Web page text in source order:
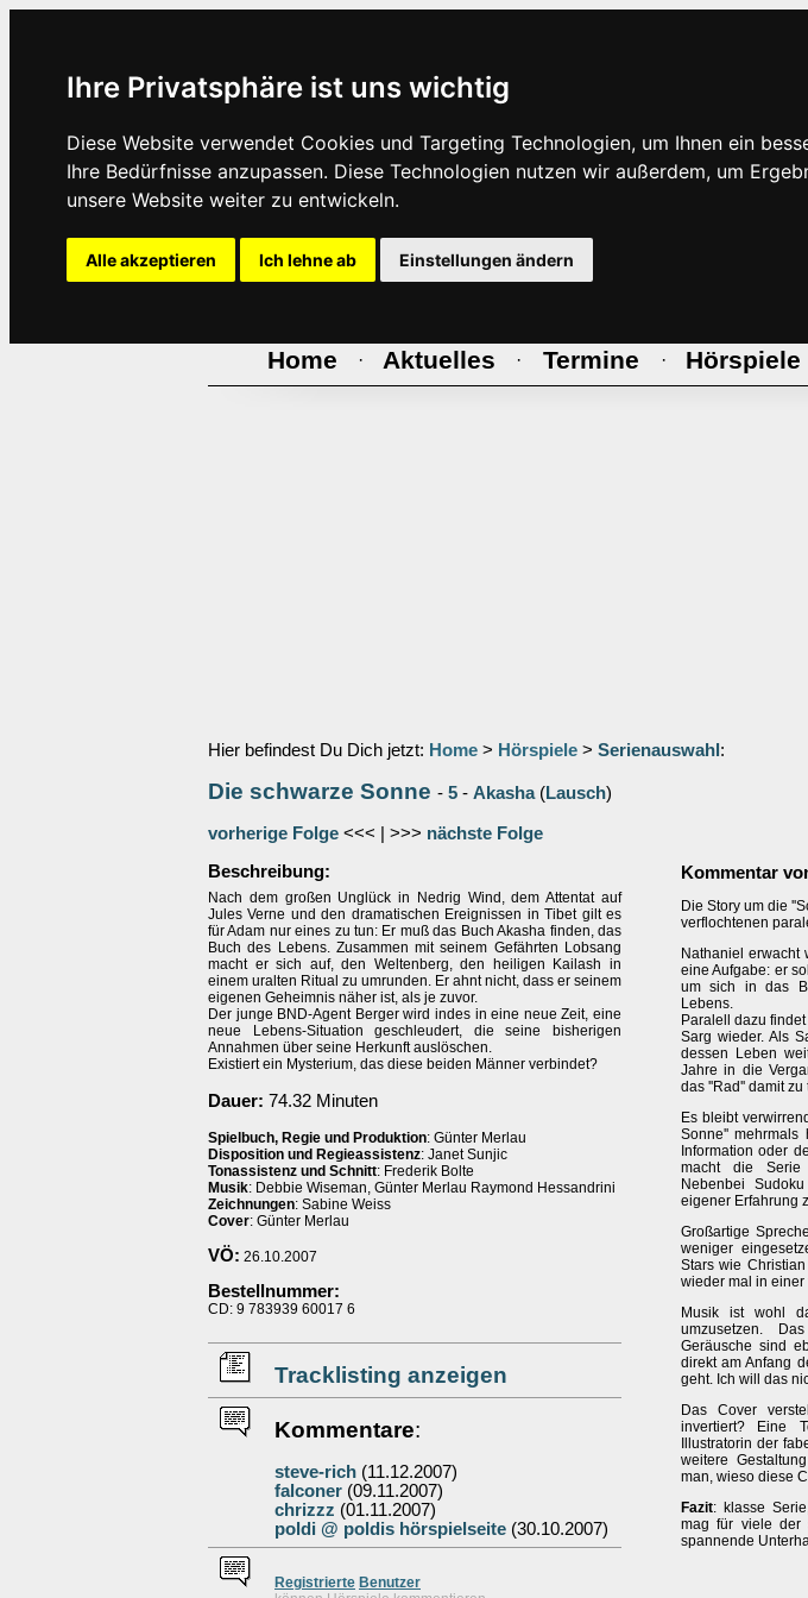
Ihre Privatsphäre ist uns wichtig
Diese Website verwendet Cookies und Targeting Technologien, um Ihnen ein
Ihre Bedürfnisse anzupassen. Diese Technologien nutzen wir außerdem, um
unsere Website weiter zu entwickeln.
Alle akzeptieren Ich lehne ab Einstellungen ändern
Home · Aktuelles · Termine · Hörspiele
Hier befindest Du Dich jetzt: Home > Hörspiele > Serienauswahl :
Die schwarze Sonne - 5 - Akasha(Lausch)
vorherige Folge <<< | >>> nächste Folge
Beschreibung:
Nach dem großen Unglück in Nedrig Wind, dem Attentat auf
Jules Verne und den dramatischen Ereignissen in Tibet gilt es
für Adam nur eines zu tun: Er muß das Buch Akasha finden, das
Buch des Lebens. Zusammen mit seinem Gefährten Lobsang
macht er sich auf, den Weltenberg, den heiligen Kailash in
einem uralten Ritual zu umrunden. Er ahnt nicht, dass er seinem
eigenen Geheimnis näher ist, als je zuvor.
Der junge BND-Agent Berger wird indes in eine neue Zeit, eine
neue Lebens-Situation geschleudert, die seine bisherigen
Annahmen über seine Herkunft auslöschen.
Existiert ein Mysterium, das diese beiden Männer verbindet?
Dauer: 74.32 Minuten
Spielbuch, Regie und Produktion: Günter Merlau
Disposition und Regieassistenz: Janet Sunjic
Tonassistenz und Schnitt: Frederik Bolte
Musik: Debbie Wiseman, Günter Merlau Raymond Hessandrini
Zeichnungen: Sabine Weiss
Cover: Günter Merlau
VÖ: 26.10.2007
Bestellnummer:
CD: 9 783939 60017 6
Tracklisting anzeigen
Kommentare:
steve-rich (11.12.2007)
falconer (09.11.2007)
chrizzz (01.11.2007)
poldi @ poldis hörspielseite (30.10.2007)
Registrierte Benutzer
Kommentar
Die Story um die
verflochtenen
Nathaniel erwacht
eine Aufgabe: er
um sich in das
Lebens.
Paralell dazu
Sarg wieder. Als
dessen Leben
Jahre in die
das ''Rad'' damit
Es bleibt
Sonne'' mehrmals
Information oder
macht die Serie
Nebenbei
eigener Erfahrung
Großartige
weniger
Stars wie
wieder mal in
Musik ist wohl
umzusetzen.
Geräusche sind
direkt am Anfang
geht. Ich will das
Das Cover
invertiert? Eine
Illustratorin der
weitere
man, wieso diese
Fazit: klasse
mag für viele der
spannende